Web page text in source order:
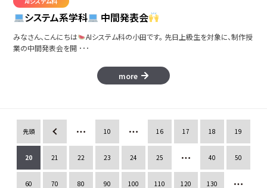
システム系学科 中間発表会
みなさん、こんにちは
AIシステム科の小田です。 先日上級生を対象に、制作授
業の中間発表会を開 ･･･
more
先頭 « 10 16 17 18 19
20 21 22 23 24 25 40 50
60 70 80 90 100 110 120 130